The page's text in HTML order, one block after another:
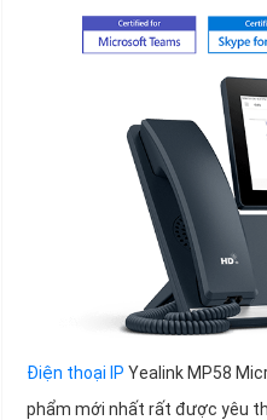
Điện thoại IP Yealink MP58
phẩm mới nhất rất được yêu